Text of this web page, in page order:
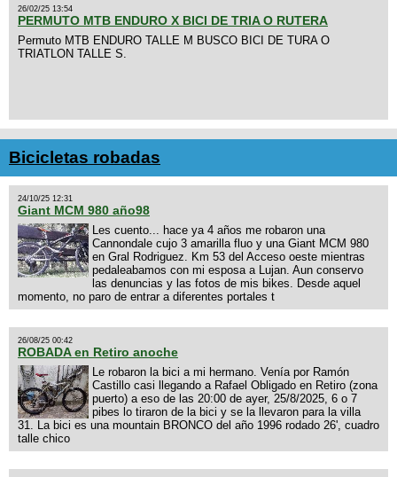
26/02/25 13:54
PERMUTO MTB ENDURO X BICI DE TRIA O RUTERA
Permuto MTB ENDURO TALLE M BUSCO BICI DE TURA O
TRIATLON TALLE S.
Bicicletas robadas
24/10/25 12:31
Giant MCM 980 año98
Les cuento... hace ya 4 años me robaron una
Cannondale cujo 3 amarilla fluo y una Giant MCM 980
en Gral Rodriguez. Km 53 del Acceso oeste mientras
pedaleabamos con mi esposa a Lujan. Aun conservo
las denuncias y las fotos de mis bikes. Desde aquel
momento, no paro de entrar a diferentes portales t
26/08/25 00:42
ROBADA en Retiro anoche
Le robaron la bici a mi hermano. Venía por Ramón
Castillo casi llegando a Rafael Obligado en Retiro (zona
puerto) a eso de las 20:00 de ayer, 25/8/2025, 6 o 7
pibes lo tiraron de la bici y se la llevaron para la villa
31. La bici es una mountain BRONCO del año 1996 rodado 26', cuadro
talle chico